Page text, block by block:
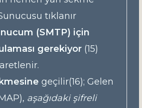
tıklanır
(SMTP) için
gerekiyor (15)
geçilir(16); Gelen
aşağıdaki şifreli